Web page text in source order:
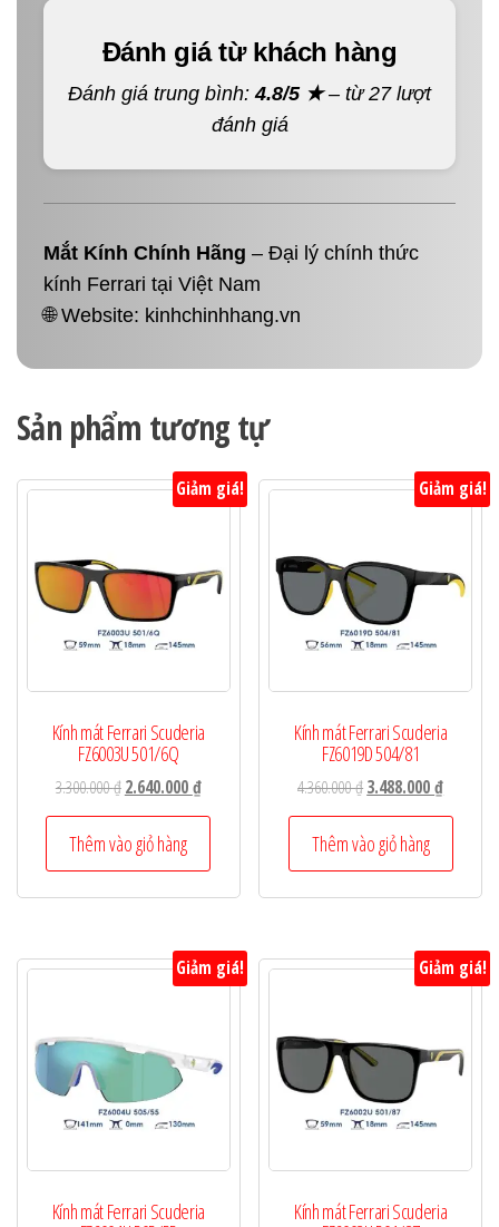
Đánh giá từ khách hàng
Đánh giá trung bình:4.8/5 ★– từ 27 lượt
đánh giá
Mắt Kính Chính Hãng – Đại lý chính thức
kính Ferrari tại Việt Nam
🌐 Website: kinhchinhhang.vn
Sản phẩm tương tự
Giảm giá!
Kính mát Ferrari Scuderia
FZ6003U 501/6Q
3.300.000₫Giá
gốc
là:
3.300.000 ₫.
2.640.000₫Giá
hiện
là:
2.640.000 ₫.
Thêm vào giỏ hàng
Giảm giá!
Kính mát Ferrari Scuderia
FZ6019D 504/81
4.360.000₫Giá
gốc
là:
4.360.000 ₫.
3.488.000₫Giá
hiện
là:
Thêm vào giỏ hàng
Giảm giá!
Kính mát Ferrari Scuderia
Giảm giá!
Kính mát Ferrari Scuderia